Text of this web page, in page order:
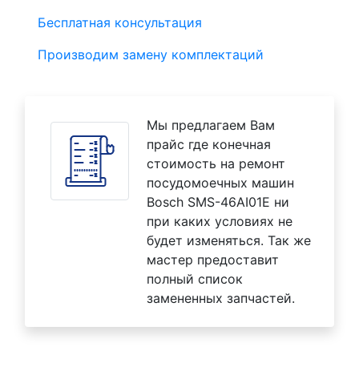
Бесплатная консультация
Производим замену комплектаций
Мы предлагаем Вам
прайс где конечная
стоимость на ремонт
посудомоечных машин
Bosch SMS-46AI01E ни
при каких условиях не
будет изменяться. Так же
мастер предоставит
полный список
замененных запчастей.